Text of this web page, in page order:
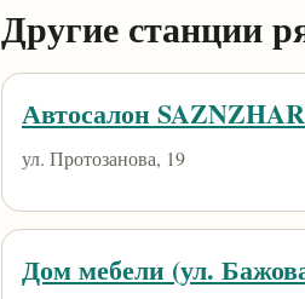
Другие станции
Автосалон
ул. Протозанова, 19
Дом мебели (ул.